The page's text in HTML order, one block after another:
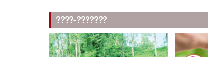
????-???????